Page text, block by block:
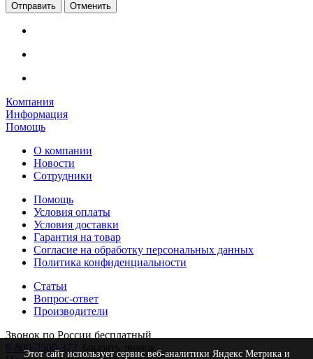
Отменить
Компания
Информация
Помощь
О компании
Новости
Сотрудники
Помощь
Условия оплаты
Условия доставки
Гарантия на товар
Согласие на обработку персональных данных
Политика конфиденциальности
Статьи
Вопрос-ответ
Производители
Звонок по России бесплатный
8-800-2500-372
Заказать звонок
Этот сайт использует сервис веб-аналитики Яндекс Метрика и